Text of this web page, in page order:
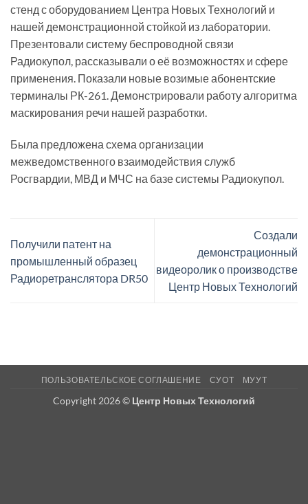
стенд с оборудованием Центра Новых Технологий и
нашей демонстрационной стойкой из лаборатории.
Презентовали систему беспроводной связи
Радиокупол, рассказывали о её возможностях и сфере
применения. Показали новые возимые абонентские
терминалы РК-261. Демонстрировали работу алгоритма
маскирования речи нашей разработки.
Была предложена схема организации
межведомственного взаимодействия служб
Росгвардии, МВД и МЧС на базе системы Радиокупол.
Получили патент на
промышленный образец
Радиоретранслятора DR50
Создали
демонстрационный
видеоролик о производстве
Центр Новых Технологий
ПОЛЬЗОВАТЕЛЬСКОЕ СОГЛАШЕНИЕ СУОТ МУУТ
Copyright 2026 © Центр Новых Технологий